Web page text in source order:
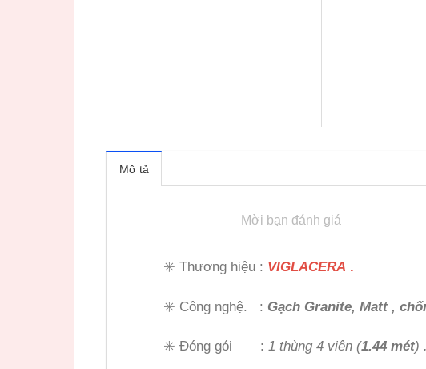
Mô tả
Mời bạn đánh giá
✳️ Thương hiệu : VIGLACERA .
✳️ Công nghệ. : Gạch Granite, Matt ,
✳️ Đóng gói : 1 thùng 4 viên (1.44 mét) .